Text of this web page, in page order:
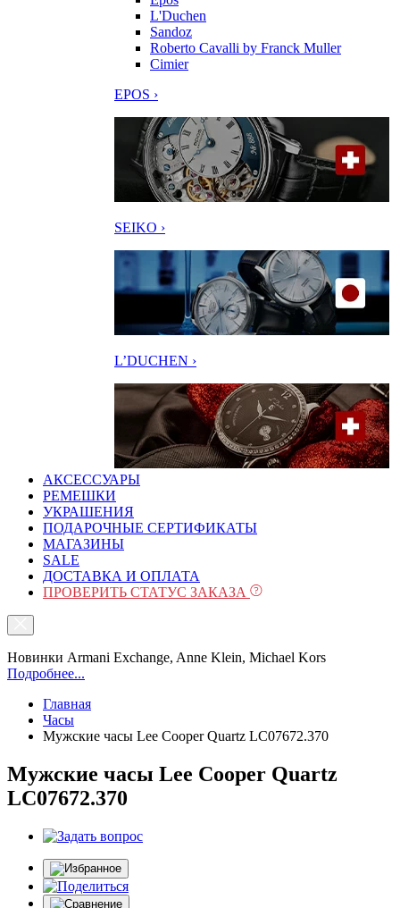
L'Duchen
Sandoz
Roberto Cavalli by Franck Muller
Cimier
EPOS ›
SEIKO ›
L’DUCHEN ›
АКСЕССУАРЫ
РЕМЕШКИ
УКРАШЕНИЯ
ПОДАРОЧНЫЕ СЕРТИФИКАТЫ
МАГАЗИНЫ
SALE
ДОСТАВКА И ОПЛАТА
ПРОВЕРИТЬ СТАТУС ЗАКАЗА
Новинки Armani Exchange, Anne Klein, Michael Kors
Подробнее...
Главная
Часы
Мужские часы Lee Cooper Quartz LC07672.370
Мужские часы Lee Cooper Quartz
LC07672.370